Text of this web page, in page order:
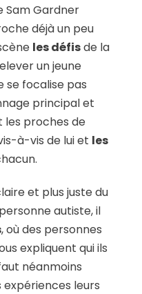
Sam Gardner
déjà un peu
les défisde la
un jeune
se focalise pas
principal et
proches de
à-vis de lui et les
et plus juste du
autiste, il
, où des personnes
expliquent qui ils
néanmoins
leurs